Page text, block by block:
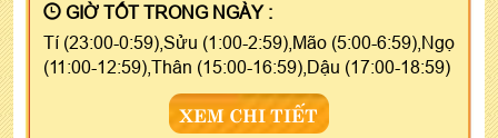
GIỜ TỐT TRONG NGÀY :
Tí (23:00-0:59),Sửu (1:00-2:59),Mão (5:00-6:59),Ngọ
(11:00-12:59),Thân (15:00-16:59),Dậu (17:00-18:59)
XEM CHI TIẾT